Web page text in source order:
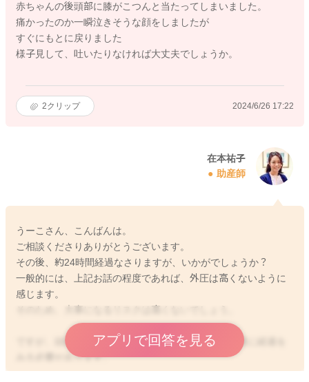
赤ちゃんの後頭部に膝がこつんと当たってしまいました。
痛かったのか一瞬泣きそうな顔をしましたが
すぐにもとに戻りました
様子見して、吐いたりなければ大丈夫でしょうか。
2クリップ 2024/6/26 17:22
在本祐子
助産師
うーこさん、こんばんは。
ご相談くださりありがとうございます。
その後、約24時間経過なさりますが、いかがでしょうか？
一般的には、上記お話の程度であれば、外圧は高くないように
感じます。
ですが、頭部受傷時には、子ども特有の性質から慎重に経過を
みる必要があります。
乳幼児は転倒や頭部外傷の事実がはっきりしない場合もありま
アプリで回答を見る